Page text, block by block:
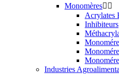
Monomères 
Acrylates
Inhibiteurs
Industries